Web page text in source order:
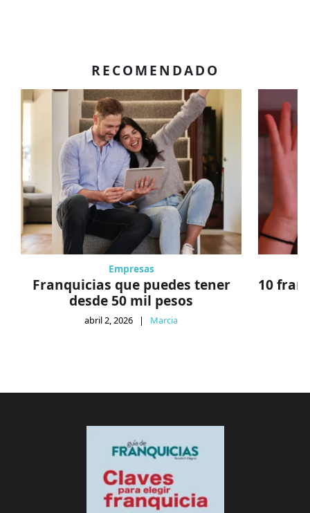
RECOMENDADO
Empresas
Franquicias que puedes tener
desde 50 mil pesos
abril 2, 2026 | Marcia
10